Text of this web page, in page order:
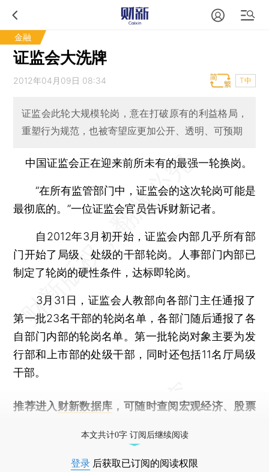
金融
证监会大洗牌
2012年04月09日 08:34 T中
证监会此轮大规模轮岗，意在打破原有的利益格局，
重塑行为规范，也被寄望应更加公开、透明、可预期
中国证监会正在迎来前所未有的最强一轮换岗。
“在所有监管部门中，证监会的这次轮岗可能是
最彻底的。”一位证监会官员告诉财新记者。
自2012年3月初开始，证监会内部几乎所有部
门开始了局级、处级的干部轮岗。人事部门内部已
制定了轮岗的硬性条件，达标即轮岗。
3月31日，证监会人教部向各部门主任通报了
第一批23名干部的轮岗名单，各部门随后通报了各
自部门内部的轮岗名单。第一批轮岗对象主要为发
行部和上市部的处级干部，同时还包括11名厅局级
干部。
推荐进入 财新数据库 ，可随时查阅宏观经济、股票
本文共计0字 订阅后继续阅读
登录 后获取已订阅的阅读权限